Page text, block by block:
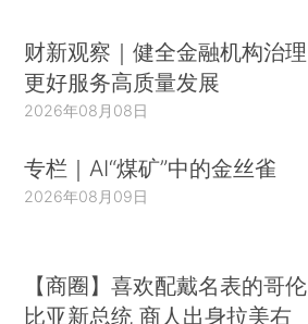
财新观察｜健全金融机构治理
更好服务高质量发展
2026年08月08日
专栏｜AI“煤矿”中的金丝雀
2026年08月09日
【商圈】喜欢配戴名表的哥伦
比亚新总统 商人出身拉美右